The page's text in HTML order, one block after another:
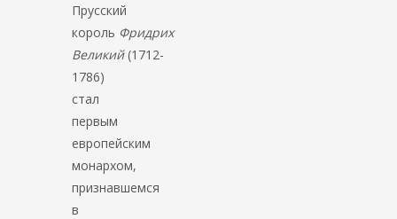
Прусский
король Фридрих
Великий(1712-
1786)
стал
первым
европейским
монархом,
признавшемся
в